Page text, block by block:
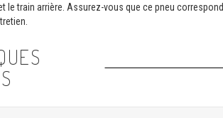
le train arrière. Assurez-vous que ce pneu correspond